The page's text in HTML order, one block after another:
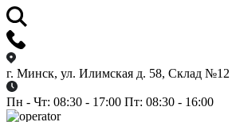
г. Минск, ул. Илимская д. 58, Склад №12
Пн - Чт: 08:30 - 17:00 Пт: 08:30 - 16:00